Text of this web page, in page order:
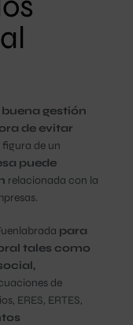
buena gestión
de evitar
de un
puede
relacionada con la
para
tales como
de
ERES, ERTES,